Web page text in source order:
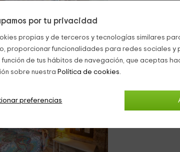
por tu privacidad
propias y de terceros y tecnologías similares
proporcionar funcionalidades para redes sociales y
de tus hábitos de navegación, que aceptas
sobre nuestra Política de cookies.
preferencias
0